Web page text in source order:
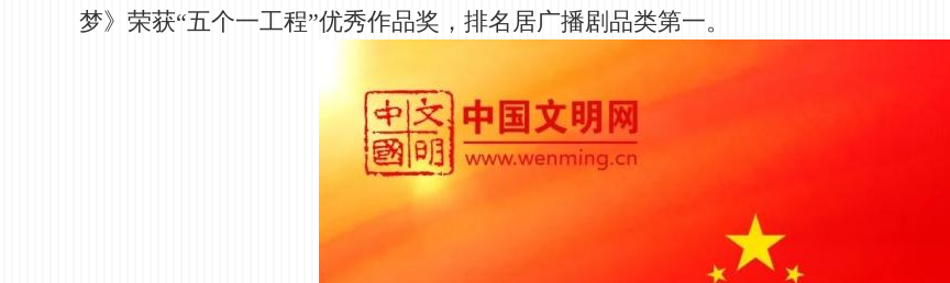
梦》荣获“五个一工程”优秀作品奖，排名居广播剧品类第一。